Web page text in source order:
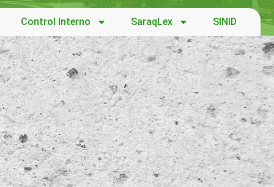
Control Interno SaraqLex SINID